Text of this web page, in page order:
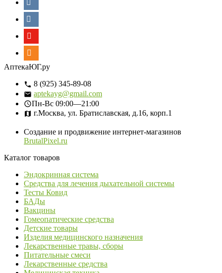
АптекаЮГ.ру
8 (925) 345-89-08
aptekayg@gmail.com
Пн-Вс 09:00—21:00
г.Москва, ул. Братиславская, д.16, корп.1
Создание и продвижение интернет-магазинов
BrutalPixel.ru
Каталог товаров
Эндокринная система
Средства для лечения дыхательной системы
Тесты Ковид
БАДы
Вакцины
Гомеопатические средства
Детские товары
Изделия медицинского назначения
Лекарственные травы, сборы
Питательные смеси
Лекарственные средства